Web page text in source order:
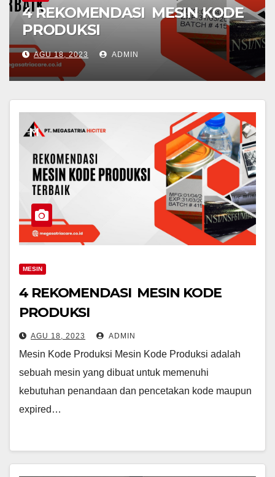
4 REKOMENDASI MESIN KODE
PRODUKSI
AGU 18, 2023 ADMIN
MESIN
4 REKOMENDASI MESIN KODE
PRODUKSI
AGU 18, 2023 ADMIN
Mesin Kode Produksi Mesin Kode Produksi adalah
sebuah mesin yang dibuat untuk memenuhi
kebutuhan penandaan dan pencetakan kode maupun
expired…